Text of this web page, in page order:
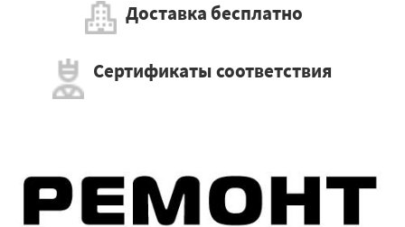
Доставка бесплатно
Сертификаты соответствия